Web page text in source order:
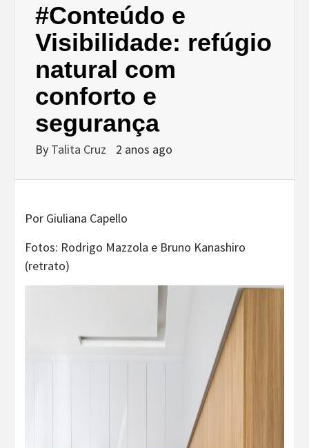
#Conteúdo e
Visibilidade: refúgio
natural com
conforto e
segurança
By Talita Cruz 2 anos ago
Por Giuliana Capello
Fotos: Rodrigo Mazzola e Bruno Kanashiro
(retrato)